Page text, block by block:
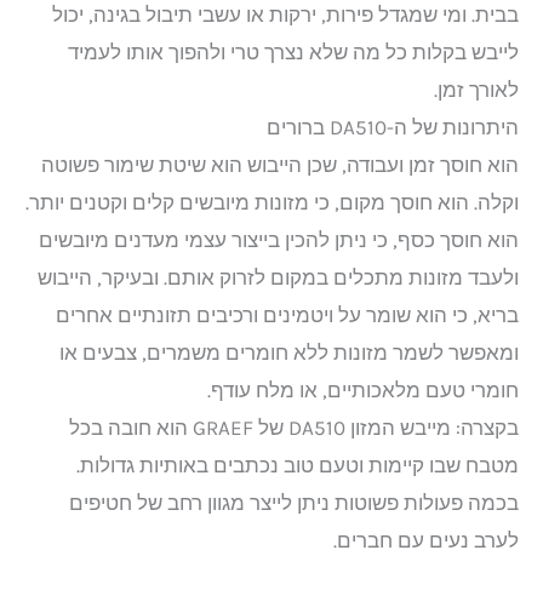
בבית. ומי שמגדל פירות, ירקות או עשבי תיבול בגינה, יכול
לייבש בקלות כל מה שלא נצרך טרי ולהפוך אותו לעמיד
לאורך זמן.
היתרונות של ה-DA510 ברורים
הוא חוסך זמן ועבודה, שכן הייבוש הוא שיטת שימור פשוטה
וקלה. הוא חוסך מקום, כי מזונות מיובשים קלים וקטנים יותר.
הוא חוסך כסף, כי ניתן להכין בייצור עצמי מעדנים מיובשים
ולעבד מזונות מתכלים במקום לזרוק אותם. ובעיקר, הייבוש
בריא, כי הוא שומר על ויטמינים ורכיבים תזונתיים אחרים
ומאפשר לשמר מזונות ללא חומרים משמרים, צבעים או
חומרי טעם מלאכותיים, או מלח עודף.
בקצרה: מייבש המזון DA510 של GRAEF הוא חובה בכל
מטבח שבו קיימות וטעם טוב נכתבים באותיות גדולות.
בכמה פעולות פשוטות ניתן לייצר מגוון רחב של חטיפים
לערב נעים עם חברים.